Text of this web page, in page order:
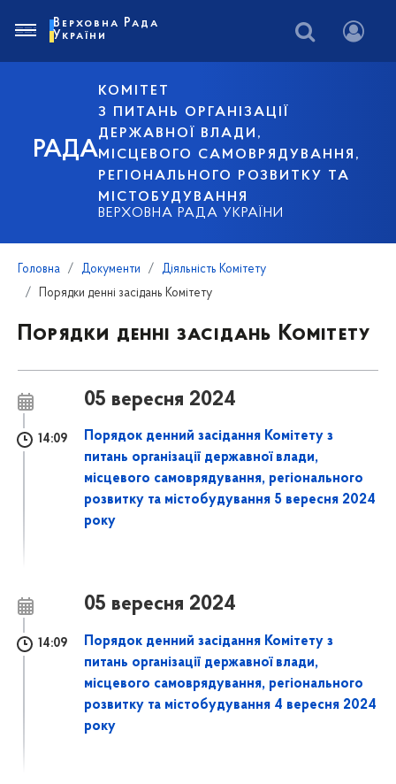
РАДА
КОМІТЕТ
З ПИТАНЬ ОРГАНІЗАЦІЇ
ДЕРЖАВНОЇ ВЛАДИ,
МІСЦЕВОГО САМОВРЯДУВАННЯ,
РЕГІОНАЛЬНОГО РОЗВИТКУ ТА
МІСТОБУДУВАННЯ
ВЕРХОВНА РАДА УКРАЇНИ
Верховна Рада
України
Головна Документи
Діяльність Комітету
Порядки денні засідань Комітету
Порядки денні засідань Комітету
05 вересня 2024
14:09
Порядок денний засідання Комітету з
питань організації державної влади,
місцевого самоврядування, регіонального
розвитку та містобудування 5 вересня 2024
року
05 вересня 2024
14:09
Порядок денний засідання Комітету з
питань організації державної влади,
місцевого самоврядування, регіонального
розвитку та містобудування 4 вересня 2024
року